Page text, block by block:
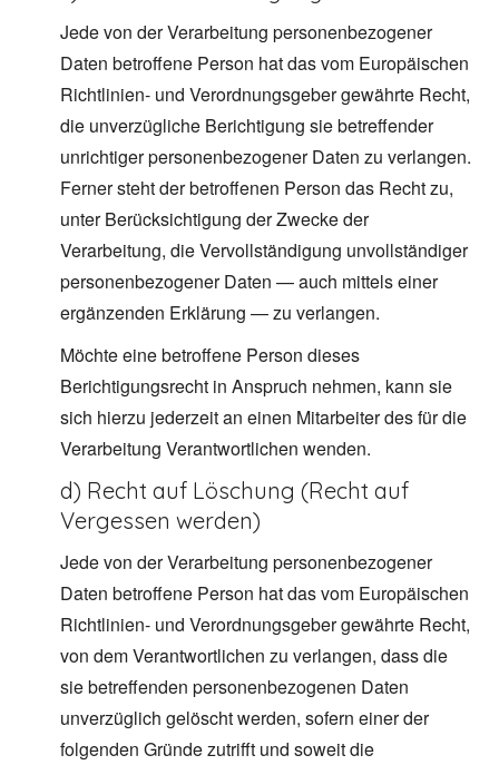
Jede von der Verarbeitung personenbezogener
Daten betroffene Person hat das vom Europäischen
Richtlinien- und Verordnungsgeber gewährte Recht,
die unverzügliche Berichtigung sie betreffender
unrichtiger personenbezogener Daten zu verlangen.
Ferner steht der betroffenen Person das Recht zu,
unter Berücksichtigung der Zwecke der
Verarbeitung, die Vervollständigung unvollständiger
personenbezogener Daten — auch mittels einer
ergänzenden Erklärung — zu verlangen.
Möchte eine betroffene Person dieses
Berichtigungsrecht in Anspruch nehmen, kann sie
sich hierzu jederzeit an einen Mitarbeiter des für die
Verarbeitung Verantwortlichen wenden.
d) Recht auf Löschung (Recht auf
Vergessen werden)
Jede von der Verarbeitung personenbezogener
Daten betroffene Person hat das vom Europäischen
Richtlinien- und Verordnungsgeber gewährte Recht,
von dem Verantwortlichen zu verlangen, dass die
sie betreffenden personenbezogenen Daten
unverzüglich gelöscht werden, sofern einer der
folgenden Gründe zutrifft und soweit die